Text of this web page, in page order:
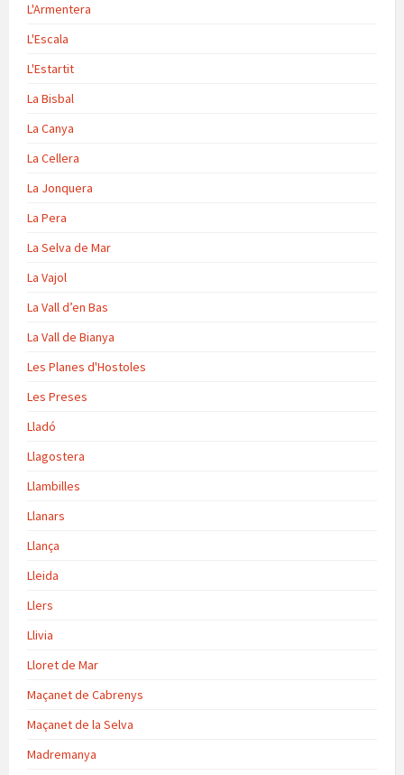
L'Armentera
L'Escala
L'Estartit
La Bisbal
La Canya
La Cellera
La Jonquera
La Pera
La Selva de Mar
La Vajol
La Vall d’en Bas
La Vall de Bianya
Les Planes d'Hostoles
Les Preses
Lladó
Llagostera
Llambilles
Llanars
Llança
Lleida
Llers
Llivia
Lloret de Mar
Maçanet de Cabrenys
Maçanet de la Selva
Madremanya